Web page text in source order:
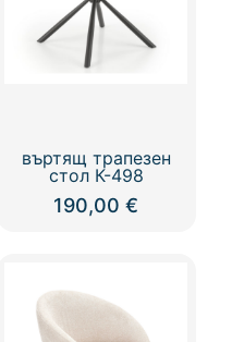
въртящ трапезен
стол К-498
190,00€
multiple
variants.
The